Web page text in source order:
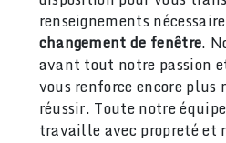
renseignements
changement de fenêtre.
avant tout notre passion
vous renforce encore plus
réussir. Toute notre
travaille avec propreté et